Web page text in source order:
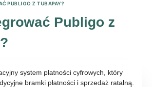
PUBLIGO Z TUBAPAY?
Publigo z
system płatności cyfrowych, który
bramki płatności i sprzedaż ratalną.